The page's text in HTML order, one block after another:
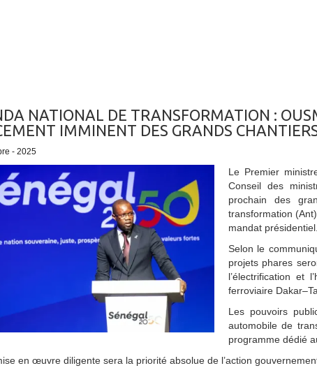
NATIONAL DE TRANSFORMATION :
IMMINENT DES GRANDS CHANTIERS
- 2025
Le Premier
Conseil des
prochain des
transformation
mandat présidentiel.
Selon le
projets phares
l’électrification et
ferroviaire
Les pouvoirs
automobile de
programme dédié
en œuvre diligente sera la priorité absolue de l’action